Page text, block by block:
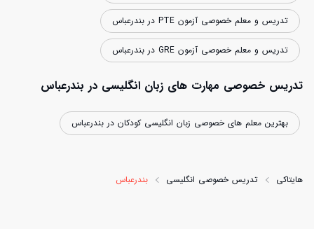
تدریس و معلم خصوصی آزمون PTE در بندرعباس
تدریس و معلم خصوصی آزمون GRE در بندرعباس
تدریس خصوصی مهارت های زبان انگلیسی در بندرعباس
بهترین معلم های خصوصی زبان انگلیسی کودکان در بندرعباس
هایتاکی تدریس خصوصی انگلیسی بندرعباس